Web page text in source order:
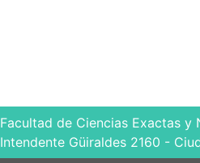
Facultad de Ciencias Exactas y
Intendente Güiraldes 2160 -